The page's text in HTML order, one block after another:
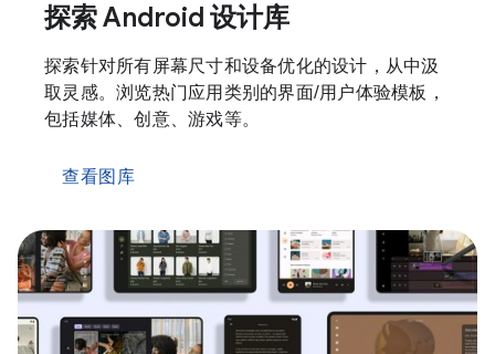
探索 Android 设计库
探索针对所有屏幕尺寸和设备优化的设计，从中汲
取灵感。浏览热门应用类别的界面/用户体验模板，
包括媒体、创意、游戏等。
查看图库